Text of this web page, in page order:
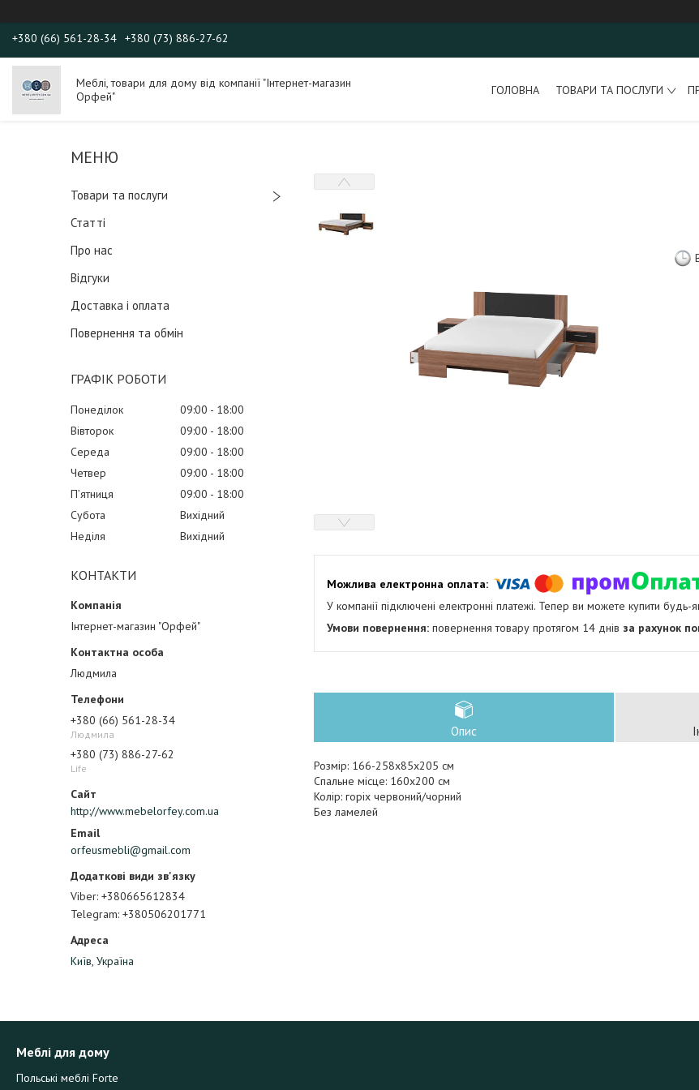
+380 (66) 561-28-34 +380 (73) 886-27-62
Меблі, товари для дому від компанії "Інтернет-магазин
Орфей"
ГОЛОВНА ТОВАРИ ТА ПОСЛУГИ
Товари та послуги
Статті
Про нас
Відгуки
Доставка і оплата
Повернення та обмін
ГРАФІК РОБОТИ
Понеділок 09:00
18:00
Вівторок
09:00
18:00
Середа
09:00
18:00
Четвер
09:00
18:00
Пʼятниця
09:00
18:00
Субота
Вихідний
Неділя
Вихідний
КОНТАКТИ
Інтернет-магазин "Орфей"
Людмила
+380 (66) 561-28-34
Людмила
+380 (73) 886-27-62
Life
http://www.mebelorfey.com.ua
orfeusmebli@gmail.com
Viber +380665612834
Telegram +380506201771
Київ, Україна
У компанії підключені електронні платежі. Тепер ви можете купити
повернення товару протягом 14 днів за рахунок
Опис
Розмір: 166-258х85х205 см
Спальне місце: 160х200 см
Колір: горіх червоний/чорний
Без ламелей
Меблі для дому
Польські меблі Forte